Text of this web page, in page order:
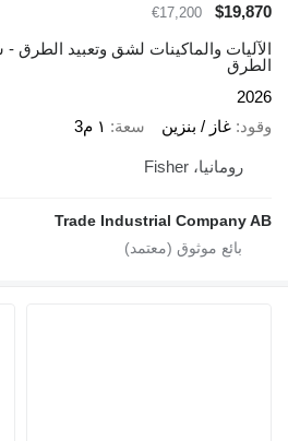
$19,870
€17,200
الآليات والماكينات لشق وتعبيد الطرق
الطرق
2026
وقود غاز / بنزين سعة ١ م3
رومانيا، Fisher
Trade Industrial Company AB